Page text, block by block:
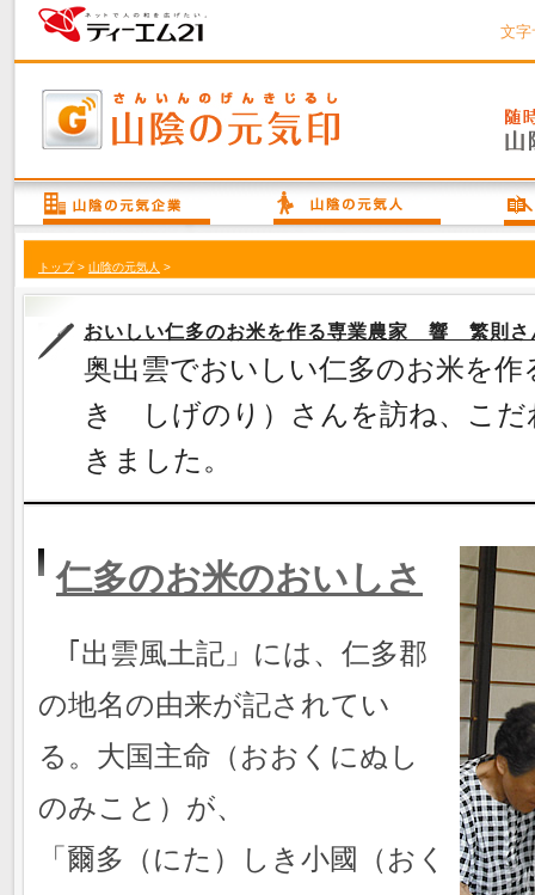
文字
トップ> 山陰の元気人 >
おいしい仁多のお米を作る専業農家 響 繁則さ
奥出雲でおいしい仁多のお米を作
き しげのり）さんを訪ね、こだ
きました。
仁多のお米のおいしさ
｢出雲風土記」には、仁多郡
の地名の由来が記されてい
る。大国主命（おおくにぬし
のみこと）が、
「爾多（にた）しき小國（おく